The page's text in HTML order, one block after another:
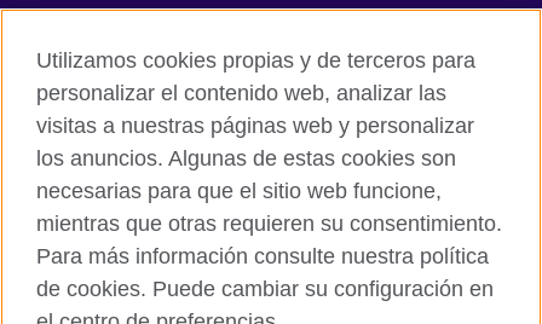
British Council Global
Políticas de privacidad y condiciones de uso
Utilizamos cookies propias y de terceros para
personalizar el contenido web, analizar las
visitas a nuestras páginas web y personalizar
los anuncios. Algunas de estas cookies son
necesarias para que el sitio web funcione,
mientras que otras requieren su consentimiento.
Para más información consulte nuestra política
de cookies. Puede cambiar su configuración en